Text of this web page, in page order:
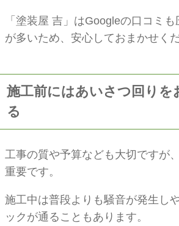
「塗装屋 吉」はGoogleの口コミ
が多いため、安心しておまかせくだ
施工前にはあいさつ回りを
る
工事の質や予算なども大切ですが
重要です。
施工中は普段よりも騒音が発生し
ックが通ることもあります。